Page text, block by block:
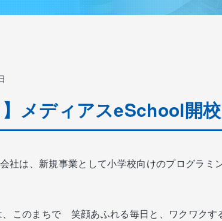
】メディアスeSchool開
社は、新規事業として小学校向けのプログラ
このまちで 笑顔あふれる毎日と、ワクワクす